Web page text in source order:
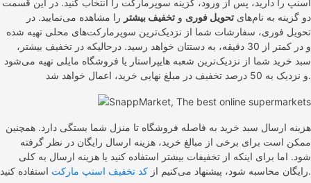
دو گزینه به نام‌های تحویل فوری و تخفیف بیشتر را مشاهده می‌نمایید. در
تحویل فوری، سفارشات شما از نزدیک‌ترین سوپرمارکت‌های محلی تهیه شده
و در کمتر از 30 دقیقه، به دستتان خواهد رسید. درحالیکه در تخفیف بیشتر،
سبد خرید شما از نزدیک‌ترین شعبه هایپراستار یا فروشگاه مایلی تهیه می‌شود
و نزدیک به 50 درصد تخفیف در مبلغ نهایی خرید، اعمال خواهد شد.
هزینه ارسال سبد خرید به فاصله فروشگاه تا منزل شما بستگی دارد. همچنین
ممکن است برای برخی از مبالغ خرید، هزینه ارسال رایگان در نظر گرفته
شود. اما برای اینکه از تخفیفات بیشتر استفاده کنید یا هزینه ارسال به کلی
رایگان محاسبه شود، پیشنهاد می‌کنیم از کد تخفیف اسنپ مارکت استفاده کنید.